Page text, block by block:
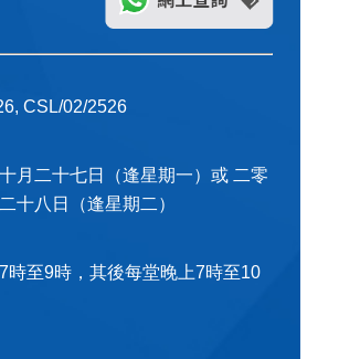
CSL/02/2526
月二十七日（逢星期一）或 二零
十八日（逢星期二）
時至9時，其後每堂晚上7時至10